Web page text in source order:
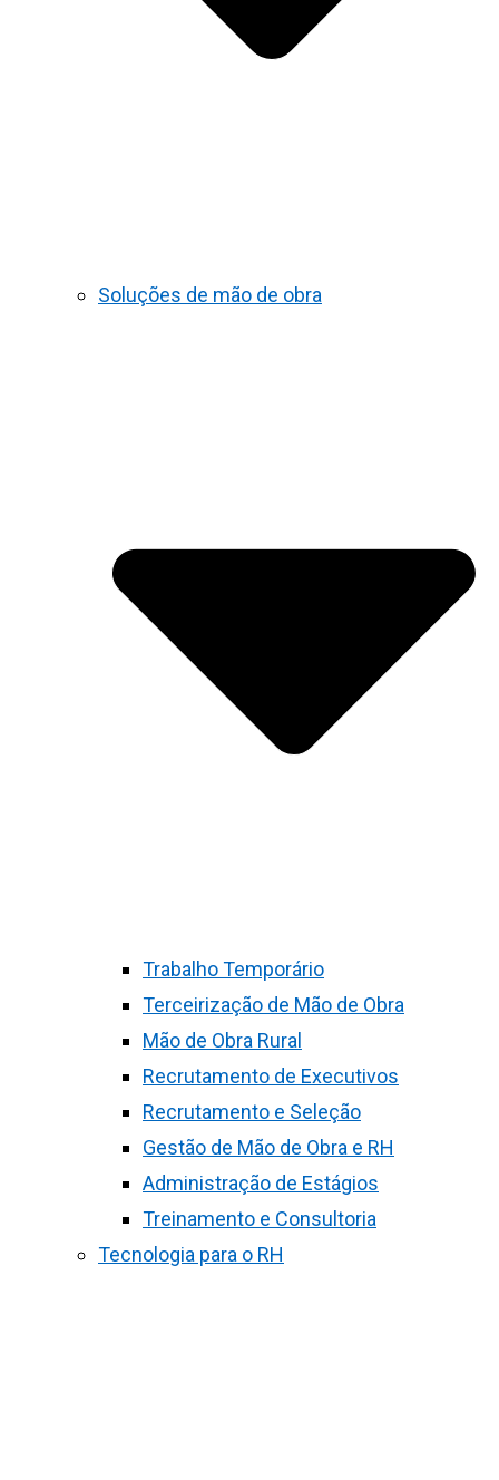
Soluções de mão de obra
Trabalho Temporário
Terceirização de Mão de Obra
Mão de Obra Rural
Recrutamento de Executivos
Recrutamento e Seleção
Gestão de Mão de Obra e RH
Administração de Estágios
Treinamento e Consultoria
Tecnologia para o RH